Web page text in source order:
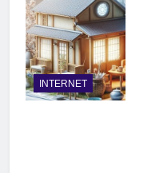
INTERNET